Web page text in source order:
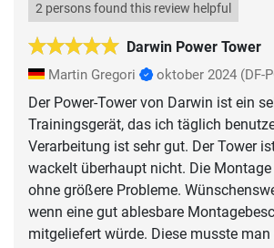
Darwin Power Tower
2 persons found this review helpful
Martin Gregori oktober 2024 (DF-
Der Power-Tower von Darwin ist ein
Trainingsgerät, das ich täglich
Verarbeitung ist sehr gut. Der Tower
wackelt überhaupt nicht. Die
ohne größere Probleme.
wenn eine gut ablesbare
mitgeliefert würde. Diese musste